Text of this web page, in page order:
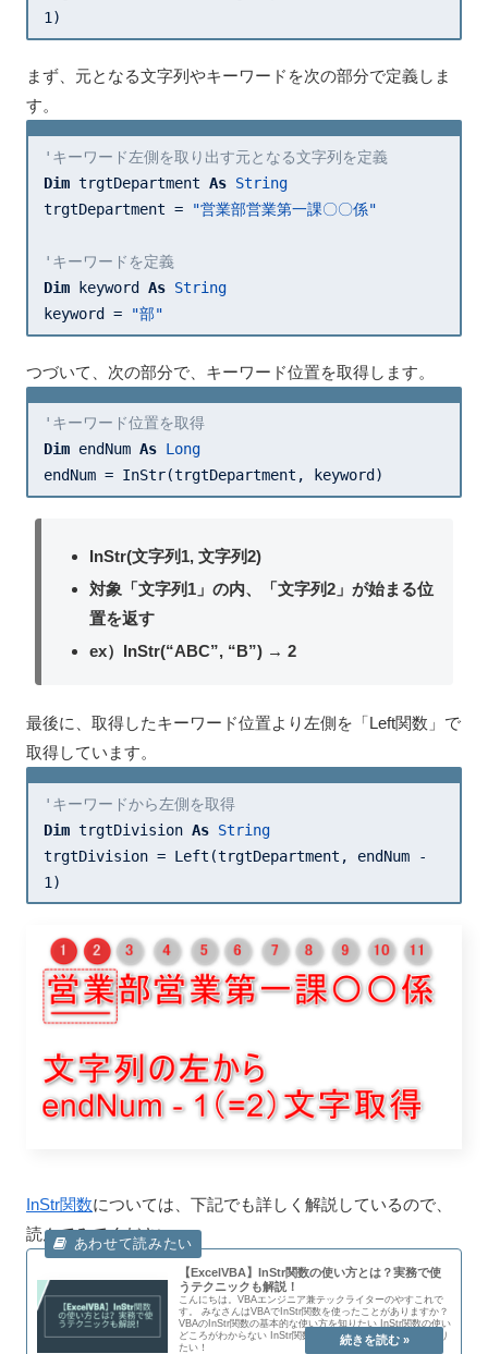
1)
まず、元となる文字列やキーワードを次の部分で定義しま
す。
'キーワード左側を取り出す元となる文字列を定義
Dim trgtDepartment As String
trgtDepartment =
"営業部営業第一課〇〇係"
'キーワードを定義
Dim keyword As String
keyword =
"部"
つづいて、次の部分で、キーワード位置を取得します。
'キーワード位置を取得
Dim endNum As Long
endNum = InStr(trgtDepartment, keyword)
InStr(文字列1, 文字列2)
対象「文字列1」の内、「文字列2」が始まる位
置を返す
ex）InStr(“ABC”, “B”) → 2
最後に、取得したキーワード位置より左側を「Left関数」で
取得しています。
'キーワードから左側を取得
Dim trgtDivision As String
1 )
InStr関数については、下記でも詳しく解説しているので、
読んでみてください。
【ExcelVBA】InStr関数の使い方とは？実務で使
うテクニックも解説！
こんにちは。VBAエンジニア兼テックライターのやすこれで
す。 みなさんはVBAでInStr関数を使ったことがありますか？
VBAのInStr関数の基本的な使い方を知りたい InStr関数の使い
どころがわからない InStr関数の利用の仕方を実例付きで知り
たい！